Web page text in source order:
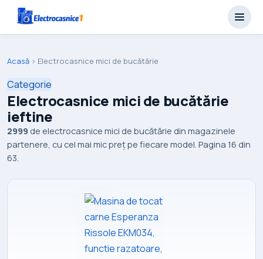
Acasă › Electrocasnice mici de bucătărie
Categorie
Electrocasnice mici de bucătărie
ieftine
2999 de electrocasnice mici de bucătărie din magazinele
partenere, cu cel mai mic preț pe fiecare model. Pagina 16 din
63.